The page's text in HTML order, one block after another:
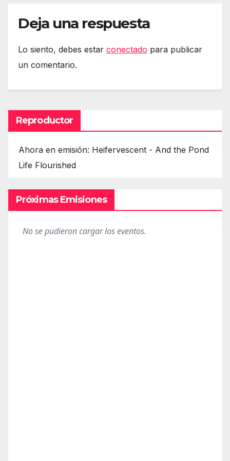
Deja una respuesta
Lo siento, debes estar conectado para publicar
un comentario.
Reproductor
Ahora en emisión: Heifervescent - And the Pond
Life Flourished
Próximas Emisiones